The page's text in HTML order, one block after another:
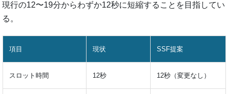
現行の12〜19分からわずか12秒に短縮することを目指してい
る。
項目 現状 SSF提案
スロット時間 12秒 12秒（変更なし）